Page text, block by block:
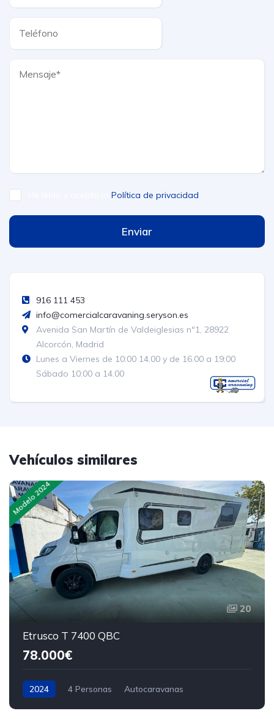
Política de privacidad
Enviar
916 111 453
info@comercialcaravaning.seryson.es
Avenida San Martín de Valdeiglesias nº1, 28922
Alcorcón, Madrid
Lunes a Viernes de 10:00 14.00 y de 16.00 a 19:00
Sábado 10:00 a 14.00
Vehículos similares
Modelo 2024
20
Etrusco T 7400 QBC
78.000€
2024 4 Personas Autocaravanas